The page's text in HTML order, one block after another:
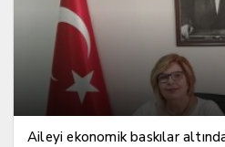
Aileyi ekonomik baskılar